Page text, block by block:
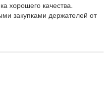
хорошего качества.
закупками держателей от